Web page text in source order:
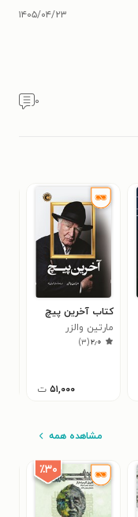
۱۴۰۵/۰۴/۲۳
۰
کتاب آخرین پیچ
مارتین والزر
۲٫۰(۳)
۵۱,۰۰۰ ت
مشاهده همه
٪۳۰